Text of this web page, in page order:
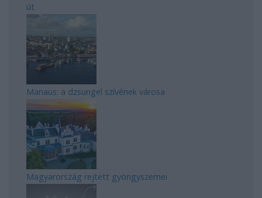
út
Manaus: a dzsungel szívének városa
Magyarország rejtett gyöngyszemei